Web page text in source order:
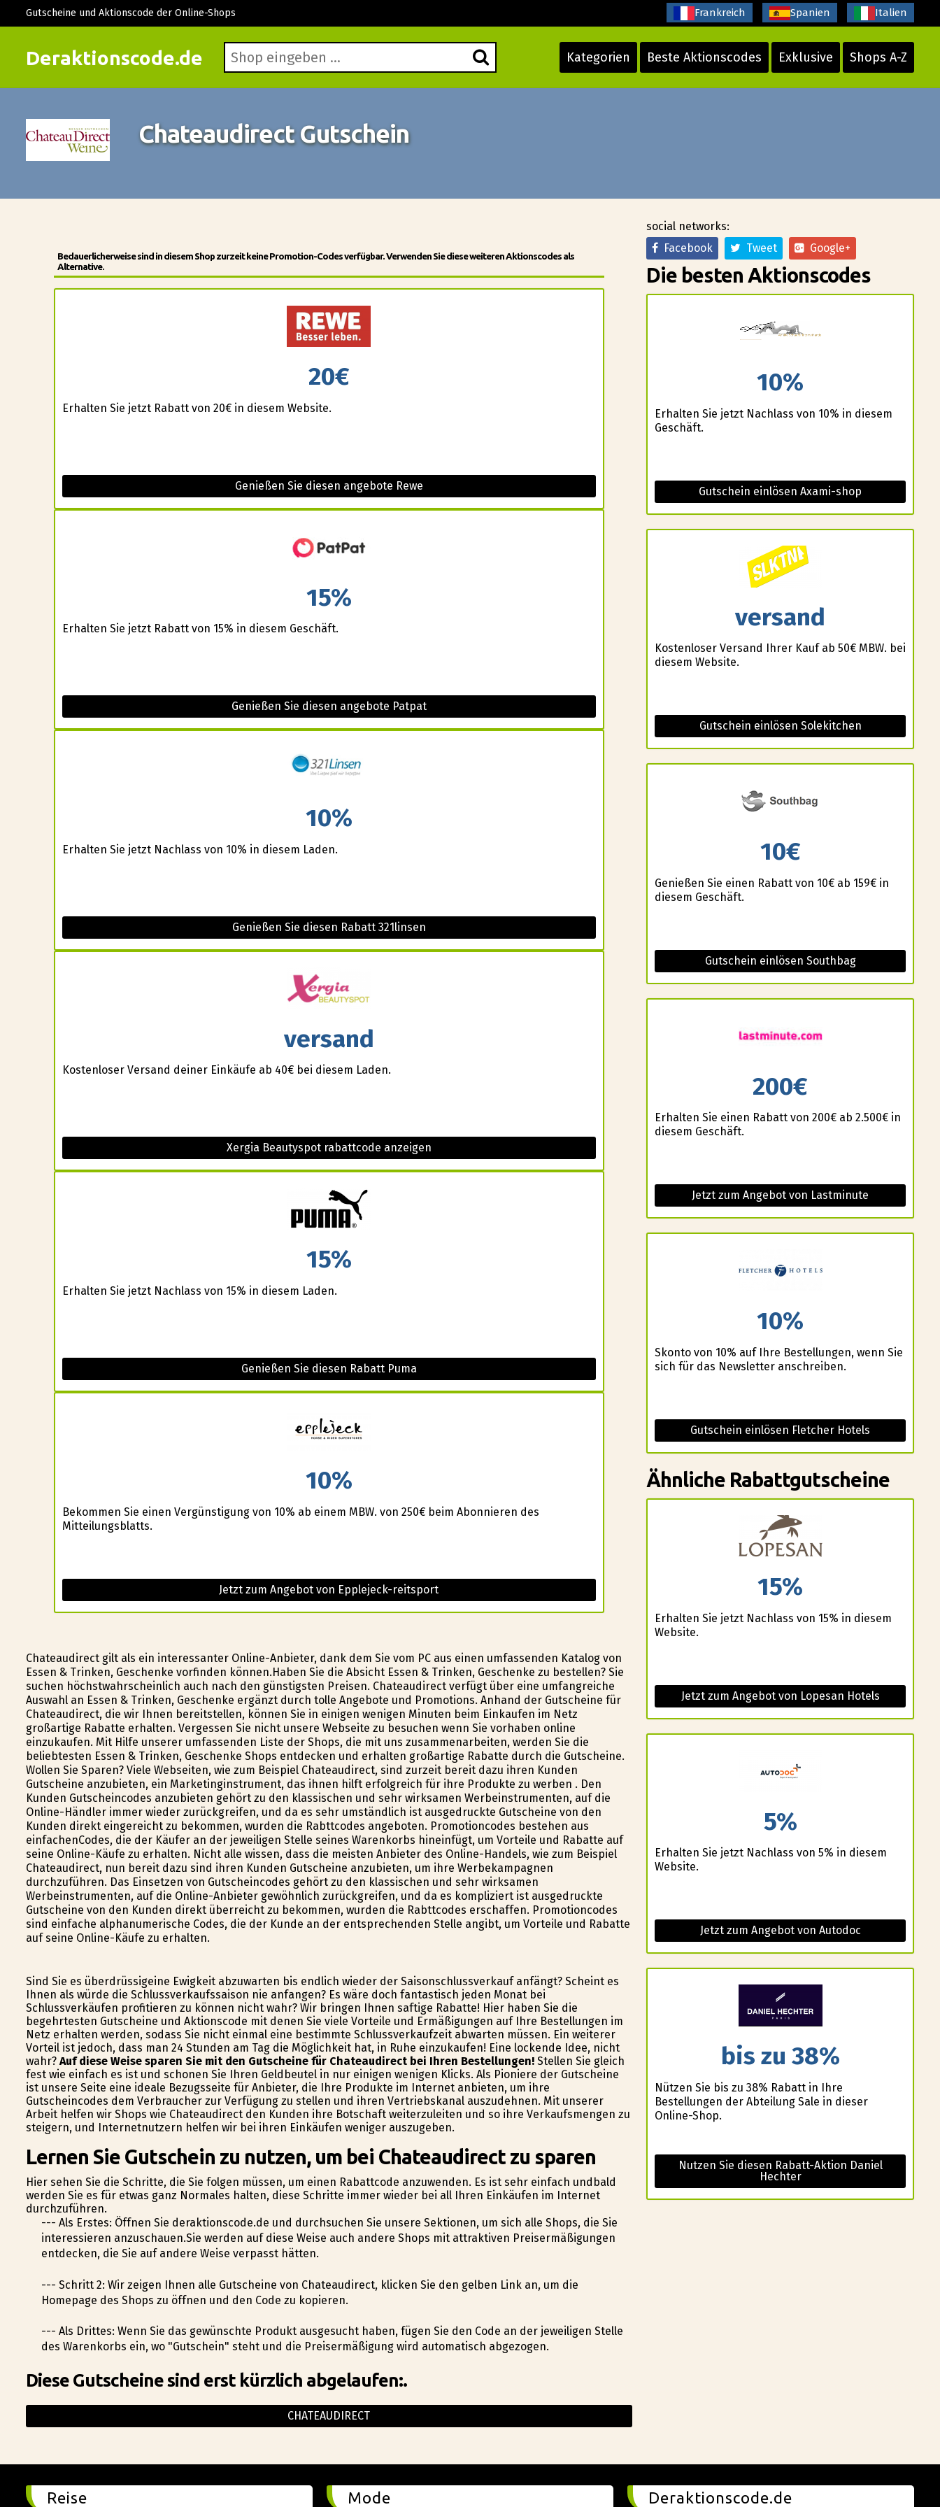
Deraktionscode.de Kategorien Beste Aktionscodes Exklusive Shops A-Z
Gutscheine und Aktionscode der Online-Shops Frankreich Spanien Italien
Chateaudirect Gutschein
Bedauerlicherweise sind in diesem Shop zurzeit keine Promotion-Codes verfügbar. Verwenden Sie diese weiteren Aktionscodes als
Alternative.
20€
Erhalten Sie jetzt Rabatt von 20€ in diesem Website.
Genießen Sie diesen angebote Rewe
15%
Erhalten Sie jetzt Rabatt von 15% in diesem Geschäft.
Genießen Sie diesen angebote Patpat
10%
Erhalten Sie jetzt Nachlass von 10% in diesem Laden.
Genießen Sie diesen Rabatt 321linsen
versand
Kostenloser Versand deiner Einkäufe ab 40€ bei diesem Laden.
Xergia Beautyspot rabattcode anzeigen
15%
Erhalten Sie jetzt Nachlass von 15% in diesem Laden.
Genießen Sie diesen Rabatt Puma
10%
Bekommen Sie einen Vergünstigung von 10% ab einem MBW. von 250€ beim Abonnieren des
Mitteilungsblatts.
Jetzt zum Angebot von Epplejeck-reitsport
Chateaudirect gilt als ein interessanter Online-Anbieter, dank dem Sie vom PC aus einen umfassenden Katalog von
Essen & Trinken, Geschenke vorfinden können.Haben Sie die Absicht Essen & Trinken, Geschenke zu bestellen? Sie
suchen höchstwahrscheinlich auch nach den günstigsten Preisen. Chateaudirect verfügt über eine umfangreiche
Auswahl an Essen & Trinken, Geschenke ergänzt durch tolle Angebote und Promotions. Anhand der Gutscheine für
Chateaudirect, die wir Ihnen bereitstellen, können Sie in einigen wenigen Minuten beim Einkaufen im Netz
großartige Rabatte erhalten. Vergessen Sie nicht unsere Webseite zu besuchen wenn Sie vorhaben online
einzukaufen. Mit Hilfe unserer umfassenden Liste der Shops, die mit uns zusammenarbeiten, werden Sie die
beliebtesten Essen & Trinken, Geschenke Shops entdecken und erhalten großartige Rabatte durch die Gutscheine.
Wollen Sie Sparen? Viele Webseiten, wie zum Beispiel Chateaudirect, sind zurzeit bereit dazu ihren Kunden
Gutscheine anzubieten, ein Marketinginstrument, das ihnen hilft erfolgreich für ihre Produkte zu werben . Den
Kunden Gutscheincodes anzubieten gehört zu den klassischen und sehr wirksamen Werbeinstrumenten, auf die
Online-Händler immer wieder zurückgreifen, und da es sehr umständlich ist ausgedruckte Gutscheine von den
Kunden direkt eingereicht zu bekommen, wurden die Rabttcodes angeboten. Promotioncodes bestehen aus
einfachenCodes, die der Käufer an der jeweiligen Stelle seines Warenkorbs hineinfügt, um Vorteile und Rabatte auf
seine Online-Käufe zu erhalten. Nicht alle wissen, dass die meisten Anbieter des Online-Handels, wie zum Beispiel
Chateaudirect, nun bereit dazu sind ihren Kunden Gutscheine anzubieten, um ihre Werbekampagnen
durchzuführen. Das Einsetzen von Gutscheincodes gehört zu den klassischen und sehr wirksamen
Werbeinstrumenten, auf die Online-Anbieter gewöhnlich zurückgreifen, und da es kompliziert ist ausgedruckte
Gutscheine von den Kunden direkt überreicht zu bekommen, wurden die Rabttcodes erschaffen. Promotioncodes
sind einfache alphanumerische Codes, die der Kunde an der entsprechenden Stelle angibt, um Vorteile und Rabatte
auf seine Online-Käufe zu erhalten.
Sind Sie es überdrüssigeine Ewigkeit abzuwarten bis endlich wieder der Saisonschlussverkauf anfängt? Scheint es
Ihnen als würde die Schlussverkaufssaison nie anfangen? Es wäre doch fantastisch jeden Monat bei
Schlussverkäufen profitieren zu können nicht wahr? Wir bringen Ihnen saftige Rabatte! Hier haben Sie die
begehrtesten Gutscheine und Aktionscode mit denen Sie viele Vorteile und Ermäßigungen auf Ihre Bestellungen im
Netz erhalten werden, sodass Sie nicht einmal eine bestimmte Schlussverkaufzeit abwarten müssen. Ein weiterer
Vorteil ist jedoch, dass man 24 Stunden am Tag die Möglichkeit hat, in Ruhe einzukaufen! Eine lockende Idee, nicht
wahr? Auf diese Weise sparen Sie mit den Gutscheine für Chateaudirect bei Ihren Bestellungen!Stellen Sie gleich
fest wie einfach es ist und schonen Sie Ihren Geldbeutel in nur einigen wenigen Klicks. Als Pioniere der Gutscheine
ist unsere Seite eine ideale Bezugsseite für Anbieter, die Ihre Produkte im Internet anbieten, um ihre
Gutscheincodes dem Verbraucher zur Verfügung zu stellen und ihren Vertriebskanal auszudehnen. Mit unserer
Arbeit helfen wir Shops wie Chateaudirect den Kunden ihre Botschaft weiterzuleiten und so ihre Verkaufsmengen zu
steigern, und Internetnutzern helfen wir bei ihren Einkäufen weniger auszugeben.
Lernen Sie Gutschein zu nutzen, um bei Chateaudirect zu sparen
Hier sehen Sie die Schritte, die Sie folgen müssen, um einen Rabattcode anzuwenden. Es ist sehr einfach undbald
werden Sie es für etwas ganz Normales halten, diese Schritte immer wieder bei all Ihren Einkäufen im Internet
durchzuführen.
--- Als Erstes: Öffnen Sie deraktionscode.de und durchsuchen Sie unsere Sektionen, um sich alle Shops, die Sie
interessieren anzuschauen.Sie werden auf diese Weise auch andere Shops mit attraktiven Preisermäßigungen
entdecken, die Sie auf andere Weise verpasst hätten.
--- Schritt 2: Wir zeigen Ihnen alle Gutscheine von Chateaudirect, klicken Sie den gelben Link an, um die
Homepage des Shops zu öffnen und den Code zu kopieren.
--- Als Drittes: Wenn Sie das gewünschte Produkt ausgesucht haben, fügen Sie den Code an der jeweiligen Stelle
des Warenkorbs ein, wo "Gutschein" steht und die Preisermäßigung wird automatisch abgezogen.
Diese Gutscheine sind erst kürzlich abgelaufen:.
CHATEAUDIRECT
social networks:
Facebook
Tweet Google+
Die besten Aktionscodes
10%
Erhalten Sie jetzt Nachlass von 10% in diesem
Geschäft.
Gutschein einlösen Axami-shop
versand
Kostenloser Versand Ihrer Kauf ab 50€ MBW. bei
diesem Website.
Gutschein einlösen Solekitchen
10€
Genießen Sie einen Rabatt von 10€ ab 159€ in
diesem Geschäft.
Gutschein einlösen Southbag
200€
Erhalten Sie einen Rabatt von 200€ ab 2.500€ in
diesem Geschäft.
Jetzt zum Angebot von Lastminute
10%
Skonto von 10% auf Ihre Bestellungen, wenn Sie
sich für das Newsletter anschreiben.
Gutschein einlösen Fletcher Hotels
Ähnliche Rabattgutscheine
15%
Erhalten Sie jetzt Nachlass von 15% in diesem
Website.
Jetzt zum Angebot von Lopesan Hotels
5%
Erhalten Sie jetzt Nachlass von 5% in diesem
Website.
Jetzt zum Angebot von Autodoc
bis zu 38%
Nützen Sie bis zu 38% Rabatt in Ihre
Bestellungen der Abteilung Sale in dieser
Online-Shop.
Nutzen Sie diesen Rabatt-Aktion Daniel
Hechter
Reise Mode Deraktionscode.de